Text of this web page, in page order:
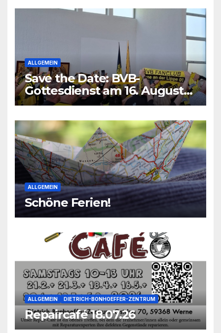
ALLGEMEIN
Save the Date: BVB-
Gottesdienst am 16. August
2026
ALLGEMEIN
Schöne Ferien!
ALLGEMEIN DIETRICH-BONHOEFFER-ZENTRUM
Repaircafé 18.07.26